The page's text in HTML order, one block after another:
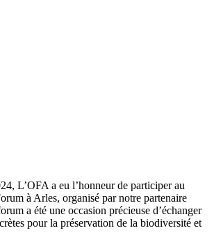
L’OFA a eu l’honneur de participer au
à Arles, organisé par notre partenaire
a été une occasion précieuse d’échanger
pour la préservation de la biodiversité et